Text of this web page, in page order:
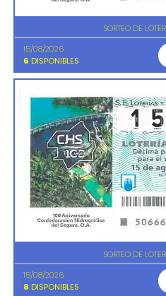
SORTEO DE
15/08/2026
6 DISPONIBLES
SORTEO DE
15/08/2026
8 DISPONIBLES